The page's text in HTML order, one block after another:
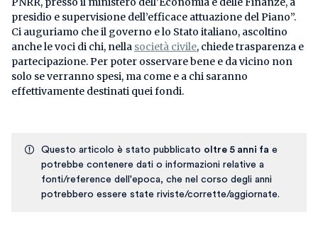
presidio e supervisione dell’efficace attuazione del Piano”.
Ci auguriamo che il governo e lo Stato italiano, ascoltino
anche le voci di chi, nella società civile, chiede trasparenza e
partecipazione. Per poter osservare bene e da vicino non
solo se verranno spesi, ma come e a chi saranno
effettivamente destinati quei fondi.
Questo articolo è stato pubblicato oltre 5 anni fa e
potrebbe contenere dati o informazioni relative a
fonti/reference dell'epoca, che nel corso degli anni
potrebbero essere state riviste/corrette/aggiornate.